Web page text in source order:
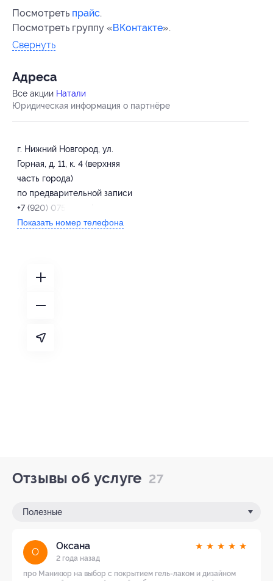
Посмотреть прайс.
Посмотреть группу «ВКонтакте».
Свернуть
Адресa
Все акции Натали
Юридическая информация о партнёре
г. Нижний Новгород, ул.
Горная, д. 11, к. 4 (верхняя
часть города)
по предварительной записи
+7 (920) 075-55-27
Показать номер телефона
Отзывы об услуге 27
Полезные
О
Оксана
2 года назад
★ ★ ★ ★ ★
про Маникюр на выбор с покрытием гель-лаком и дизайном